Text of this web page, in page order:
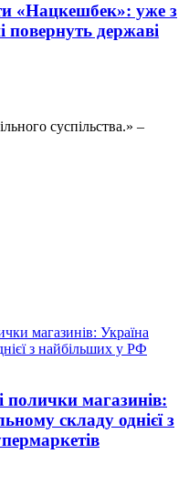
«Нацкешбек»: уже з
повернуть державі
суспільства.» –
полички магазинів:
складу однієї з